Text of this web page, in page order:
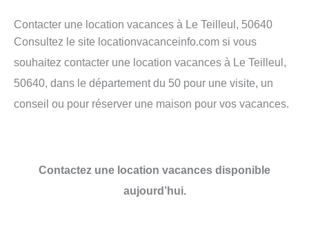
Contacter une location vacances à Le Teilleul, 50640
Consultez le site locationvacanceinfo.com si vous
souhaitez contacter une location vacances à Le Teilleul,
50640, dans le département du 50 pour une visite, un
conseil ou pour réserver une maison pour vos vacances.
Contactez une location vacances disponible
aujourd’hui.